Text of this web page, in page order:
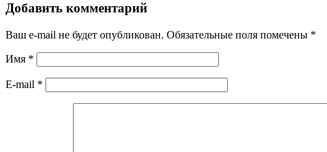
Добавить комментарий
Ваш e-mail не будет опубликован. Обязательные поля помечены *
Имя *
E-mail *